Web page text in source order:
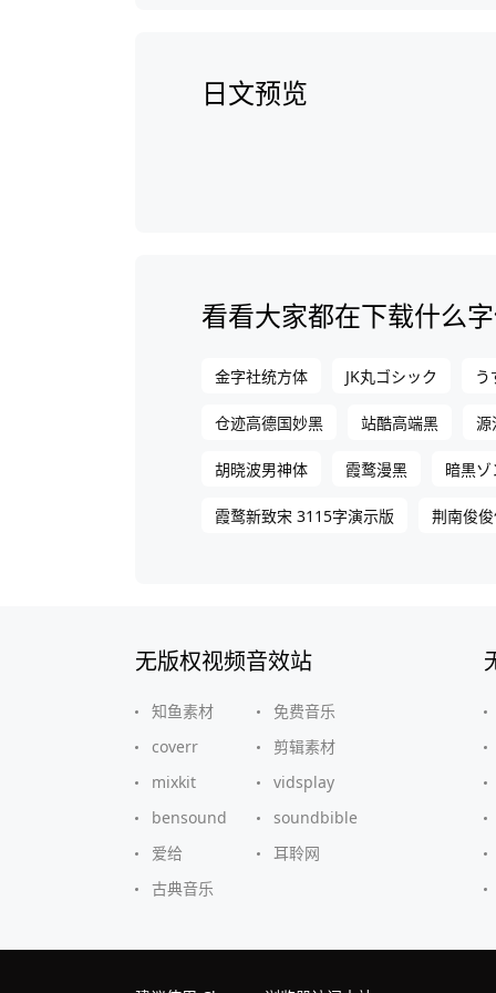
日文预览
看看大家都在下载什么
金字社统方体 JK丸ゴシック う
仓迹高德国妙黑 站酷高端黑 源
胡晓波男神体 霞鹜漫黑 暗黒ゾ
霞鹜新致宋 3115字演示版 荆南俊
无版权视频音效站
知鱼素材
免费音乐
coverr
剪辑素材
mixkit
vidsplay
bensound
soundbible
爱给
耳聆网
古典音乐